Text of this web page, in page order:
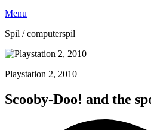
Menu
Spil / computerspil
Playstation 2, 2010
Scooby-Doo! and the